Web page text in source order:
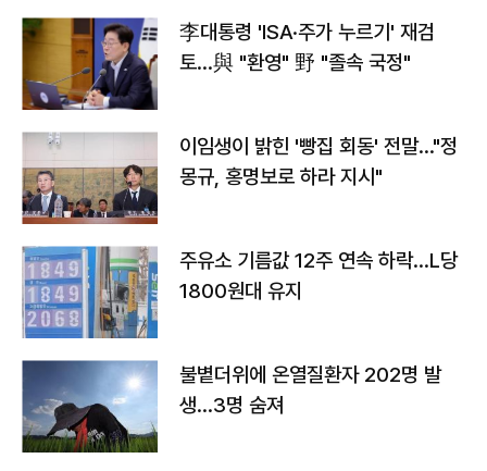
李대통령 'ISA·주가 누르기' 재검
토…與 "환영" 野 "졸속 국정"
이임생이 밝힌 '빵집 회동' 전말…"정
몽규, 홍명보로 하라 지시"
주유소 기름값 12주 연속 하락…L당
1800원대 유지
불볕더위에 온열질환자 202명 발
생…3명 숨져